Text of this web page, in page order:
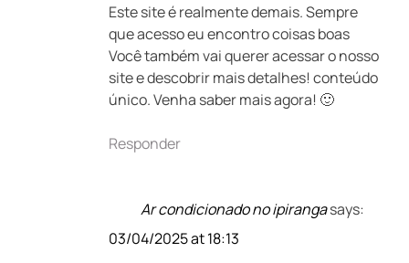
Este site é realmente demais. Sempre
que acesso eu encontro coisas boas
Você também vai querer acessar o nosso
site e descobrir mais detalhes! conteúdo
único. Venha saber mais agora! 🙂
Responder
Ar condicionado no ipirangasays:
03/04/2025 at 18:13